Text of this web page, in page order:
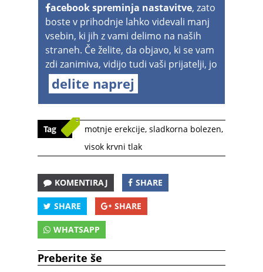
acebook spreminja nastavitve, zato
boste v prihodnje lahko videvali manj
vsebin, ki jih z vami delimo na naših
straneh. Če želite, da objavo, ki se vam
zdi zanimiva, vidijo tudi vaši prijatelji, jo
delite naprej
Tag motnje erekcije, sladkorna bolezen,
visok krvni tlak
KOMENTIRAJ SHARE
SHARE SHARE
WHATSAPP
Preberite še